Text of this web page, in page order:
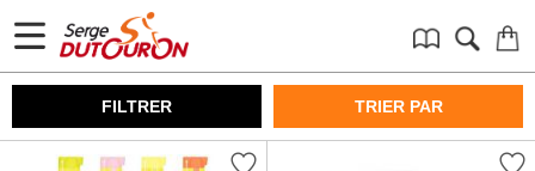
FILTRER TRIER PAR